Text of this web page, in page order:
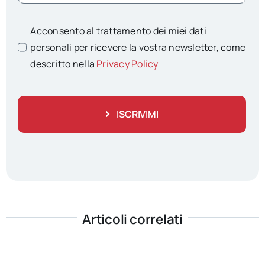
Acconsento al trattamento dei miei dati
personali per ricevere la vostra newsletter, come
descritto nella Privacy Policy
ISCRIVIMI
Articoli correlati